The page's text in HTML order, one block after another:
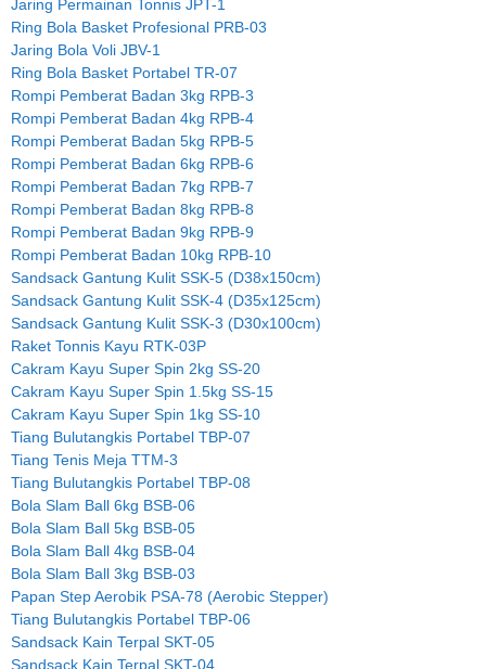
Jaring Permainan Tonnis JPT-1
Ring Bola Basket Profesional PRB-03
Jaring Bola Voli JBV-1
Ring Bola Basket Portabel TR-07
Rompi Pemberat Badan 3kg RPB-3
Rompi Pemberat Badan 4kg RPB-4
Rompi Pemberat Badan 5kg RPB-5
Rompi Pemberat Badan 6kg RPB-6
Rompi Pemberat Badan 7kg RPB-7
Rompi Pemberat Badan 8kg RPB-8
Rompi Pemberat Badan 9kg RPB-9
Rompi Pemberat Badan 10kg RPB-10
Sandsack Gantung Kulit SSK-5 (D38x150cm)
Sandsack Gantung Kulit SSK-4 (D35x125cm)
Sandsack Gantung Kulit SSK-3 (D30x100cm)
Raket Tonnis Kayu RTK-03P
Cakram Kayu Super Spin 2kg SS-20
Cakram Kayu Super Spin 1.5kg SS-15
Cakram Kayu Super Spin 1kg SS-10
Tiang Bulutangkis Portabel TBP-07
Tiang Tenis Meja TTM-3
Tiang Bulutangkis Portabel TBP-08
Bola Slam Ball 6kg BSB-06
Bola Slam Ball 5kg BSB-05
Bola Slam Ball 4kg BSB-04
Bola Slam Ball 3kg BSB-03
Papan Step Aerobik PSA-78 (Aerobic Stepper)
Tiang Bulutangkis Portabel TBP-06
Sandsack Kain Terpal SKT-05
Sandsack Kain Terpal SKT-04